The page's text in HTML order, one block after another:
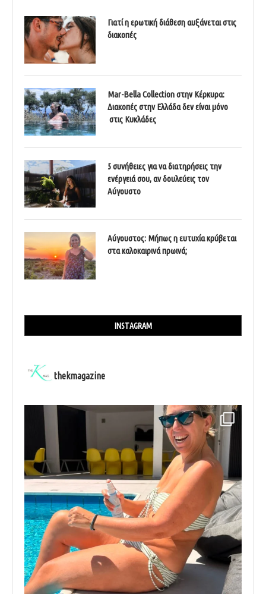
Γιατί η ερωτική διάθεση αυξάνεται στις
διακοπές
Mar-Bella Collection στην Κέρκυρα:
Διακοπές στην Ελλάδα δεν είναι μόνο
στις Κυκλάδες
5 συνήθειες για να διατηρήσεις την
ενέργειά σου, αν δουλεύεις τον
Αύγουστο
Αύγουστος: Μήπως η ευτυχία κρύβεται
στα καλοκαιρινά πρωινά;
INSTAGRAM
thekmagazine